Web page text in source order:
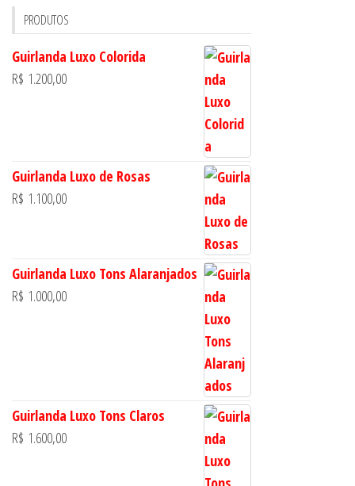
PRODUTOS
Guirlanda Luxo Colorida
R$ 1.200,00
Guirlanda Luxo de Rosas
R$ 1.100,00
Guirlanda Luxo Tons Alaranjados
R$ 1.000,00
Guirlanda Luxo Tons Claros
R$ 1.600,00